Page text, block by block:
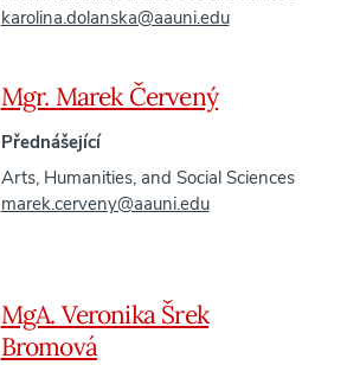
karolina.dolanska@aauni.edu
Mgr. Marek Červený
Přednášející
Arts, Humanities, and Social Sciences
marek.cerveny@aauni.edu
MgA. Veronika Šrek
Bromová